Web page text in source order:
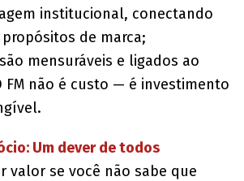
institucional, conectando
de marca;
mensuráveis e ligados ao
FM não é custo — é investimento
Um dever de todos
valor se você não sabe que